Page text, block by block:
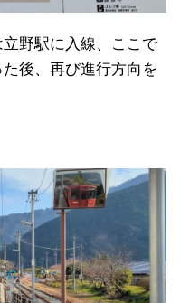
野駅に入線、ここで
後、再び進行方向を